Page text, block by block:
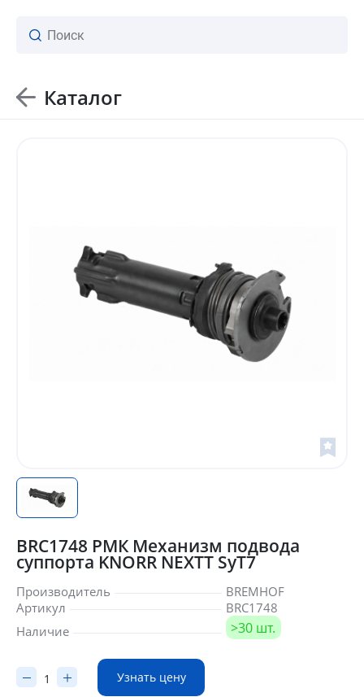
Каталог
BRC1748 РМК Механизм подвода
суппорта KNORR NEXTT SyT7
Производитель
BREMHOF
Артикул
BRC1748
Наличие
>30 шт.
Узнать цену